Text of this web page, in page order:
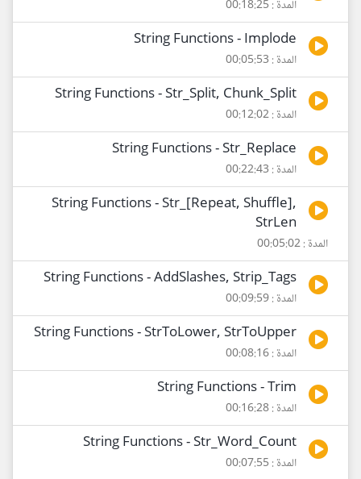
المدة : 00:18:25
String Functions - Implode
المدة : 00:05:53
String Functions - Str_Split, Chunk_Split
المدة : 00:12:02
String Functions - Str_Replace
المدة : 00:22:43
String Functions - Str_[Repeat, Shuffle],
StrLen
المدة : 00:05:02
String Functions - AddSlashes, Strip_Tags
المدة : 00:09:59
String Functions - StrToLower, StrToUpper
المدة : 00:08:16
String Functions - Trim
المدة : 00:16:28
String Functions - Str_Word_Count
المدة : 00:07:55